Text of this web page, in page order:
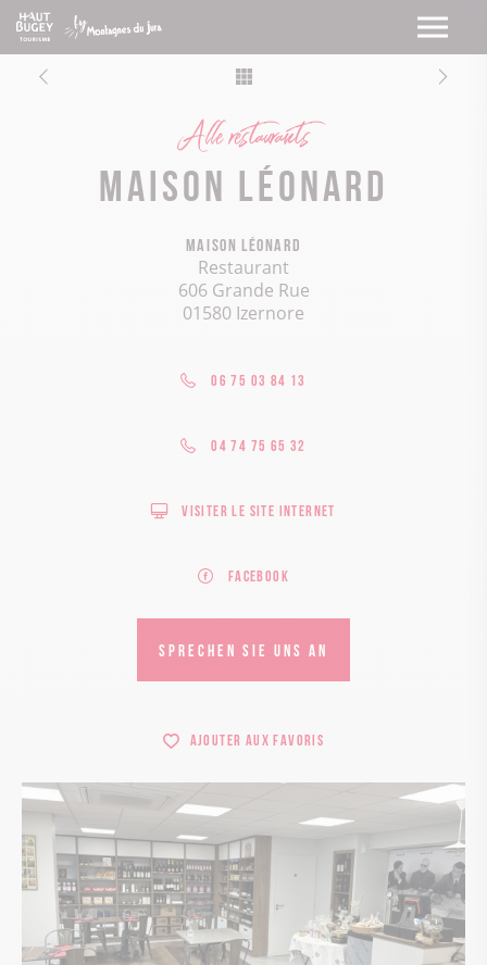
Alle restaurants
Maison Léonard
Maison Léonard
Restaurant
606 Grande Rue
01580 Izernore
06 75 03 84 13
04 74 75 65 32
Visiter le site internet
Facebook
SPRECHEN SIE UNS AN
Ajouter aux favoris